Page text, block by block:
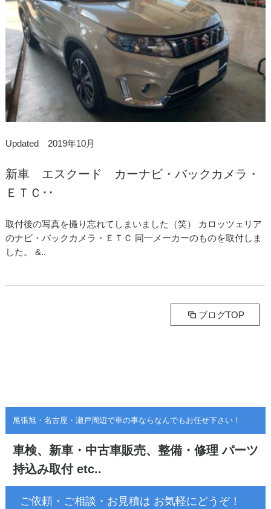
Updated 2019年10月
新車 エスクード カーナビ・バックカメラ・
ＥＴＣ･･
取付後の写真を撮り忘れてしまいました（笑） カロッツェリア
のナビ・バックカメラ・ＥＴＣ 同一メーカーのものを取付しま
した。 &..
ブログTOP
尾張旭・名古屋・瀬戸周辺で車の事ならなんでもお任せ下さい！
車検、新車・中古車販売、整備・修理 パーツ
持込み取付 etc..
ご依頼・ご相談・お見積は お気軽にどうぞ！